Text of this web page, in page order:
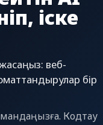
іске
жасаңыз: веб-
бір
Кодтау